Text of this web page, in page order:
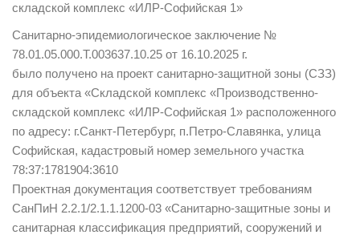
складской комплекс «ИЛР-Софийская 1»
Санитарно-эпидемиологическое заключение №
78.01.05.000.Т.003637.10.25 от 16.10.2025 г.
было получено на проект санитарно-защитной зоны (СЗЗ)
для объекта «Складской комплекс «Производственно-
складской комплекс «ИЛР-Софийская 1» расположенного
по адресу: г.Санкт-Петербург, п.Петро-Славянка, улица
Софийская, кадастровый номер земельного участка
78:37:1781904:3610
Проектная документация соответствует требованиям
СанПиН 2.2.1/2.1.1.1200-03 «Санитарно-защитные зоны и
санитарная классификация предприятий, сооружений и